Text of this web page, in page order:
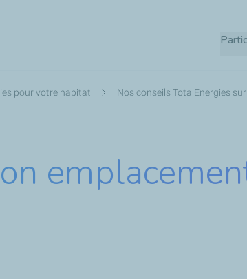
pour votre habitat Nos conseils TotalEnergies